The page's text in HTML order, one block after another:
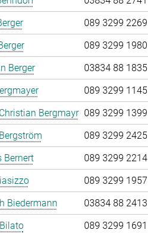
089 3299 2269
089 3299 1980
Berger
03834 88 1835
089 3299 1145
Bergmayr 089 3299 1399
089 3299 2425
Bernert
089 3299 2214
089 3299 1957
Biedermann
03834 88 2413
089 3299 1691